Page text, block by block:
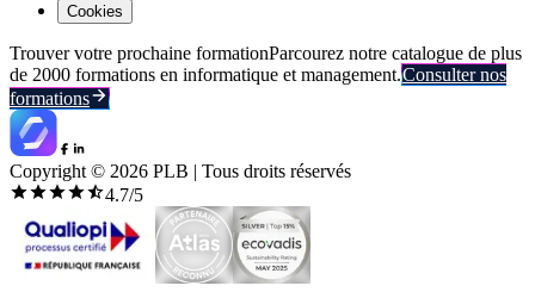
Cookies
Trouver votre prochaine formationParcourez notre catalogue de plus
de 2000 formations en informatique et management.Consulter nos
formations
Copyright © 2026 PLB | Tous droits réservés
4.7/5